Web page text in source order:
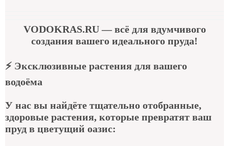
VODOKRAS.RU— всё для вдумчивого
создания вашего идеального пруда!
⚡ Эксклюзивные растения для вашего
водоёма
У нас вы найдёте тщательно отобранные,
здоровые растения, которые превратят ваш
пруд в цветущий оазис: